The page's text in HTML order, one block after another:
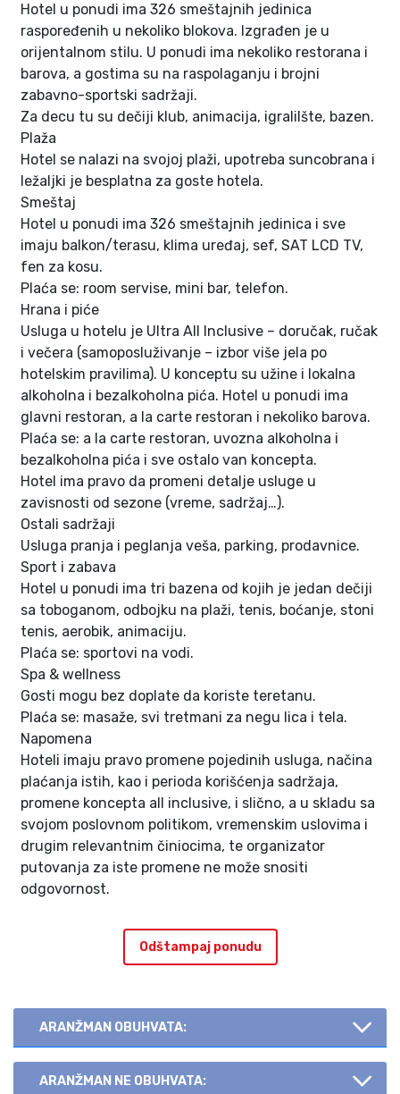
Hotel u ponudi ima 326 smeštajnih jedinica
raspoređenih u nekoliko blokova. Izgrađen je u
orijentalnom stilu. U ponudi ima nekoliko restorana i
barova, a gostima su na raspolaganju i brojni
zabavno-sportski sadržaji.
Za decu tu su dečiji klub, animacija, igralilšte, bazen.
Plaža
Hotel se nalazi na svojoj plaži, upotreba suncobrana i
ležaljki je besplatna za goste hotela.
Smeštaj
Hotel u ponudi ima 326 smeštajnih jedinica i sve
imaju balkon/terasu, klima uređaj, sef, SAT LCD TV,
fen za kosu.
Plaća se: room servise, mini bar, telefon.
Hrana i piće
Usluga u hotelu je Ultra All Inclusive – doručak, ručak
i večera (samoposluživanje – izbor više jela po
hotelskim pravilima). U konceptu su užine i lokalna
alkoholna i bezalkoholna pića. Hotel u ponudi ima
glavni restoran, a la carte restoran i nekoliko barova.
Plaća se: a la carte restoran, uvozna alkoholna i
bezalkoholna pića i sve ostalo van koncepta.
Hotel ima pravo da promeni detalje usluge u
zavisnosti od sezone (vreme, sadržaj…).
Ostali sadržaji
Usluga pranja i peglanja veša, parking, prodavnice.
Sport i zabava
Hotel u ponudi ima tri bazena od kojih je jedan dečiji
sa toboganom, odbojku na plaži, tenis, boćanje, stoni
tenis, aerobik, animaciju.
Plaća se: sportovi na vodi.
Spa & wellness
Gosti mogu bez doplate da koriste teretanu.
Plaća se: masaže, svi tretmani za negu lica i tela.
Napomena
Hoteli imaju pravo promene pojedinih usluga, načina
plaćanja istih, kao i perioda korišćenja sadržaja,
promene koncepta all inclusive, i slično, a u skladu sa
svojom poslovnom politikom, vremenskim uslovima i
drugim relevantnim činiocima, te organizator
putovanja za iste promene ne može snositi
odgovornost.
Odštampaj ponudu
ARANŽMAN OBUHVATA:
ARANŽMAN NE OBUHVATA: